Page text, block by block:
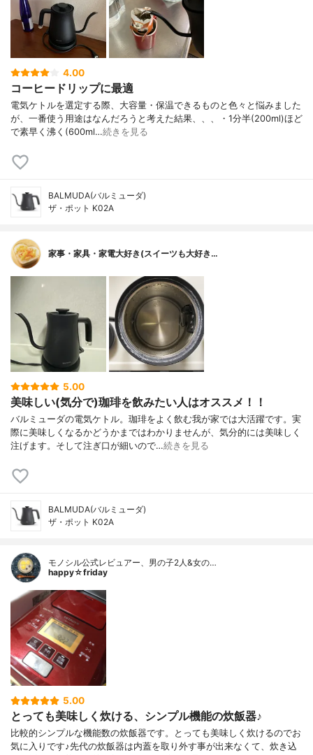
4.00
コーヒードリップに最適
電気ケトルを選定する際、大容量・保温できるものと色々と悩みました
が、一番使う用途はなんだろうと考えた結果、、、・1分半(200ml)ほど
で素早く沸く(600ml…続きを見る
BALMUDA(バルミューダ)
ザ・ポット K02A
家事・家具・家電大好き(スイーツも大好き…
5.00
美味しい(気分で)珈琲を飲みたい人はオススメ！！
バルミューダの電気ケトル。珈琲をよく飲む我が家では大活躍です。実
際に美味しくなるかどうかまではわかりませんが、気分的には美味しく
注げます。そして注ぎ口が細いので…続きを見る
BALMUDA(バルミューダ)
ザ・ポット K02A
モノシル公式レビュアー、男の子2人&女の…
happy☆friday
5.00
とっても美味しく炊ける、シンプル機能の炊飯器♪
比較的シンプルな機能数の炊飯器です。とっても美味しく炊けるのでお
気に入りです♪先代の炊飯器は内蓋を取り外す事が出来なくて、炊き込